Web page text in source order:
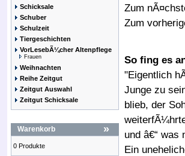
Schicksale
Schuber
Schulzeit
Tiergeschichten
VorLesebÃ¼cher Altenpflege
Frauen
Weihnachten
Reihe Zeitgut
Zeitgut Auswahl
Zeitgut Schicksale
Warenkorb »
0 Produkte
Zum
Zum
So fing es
"Eigentlich
Junge zu
blieb, der
und â€“ was
Ein